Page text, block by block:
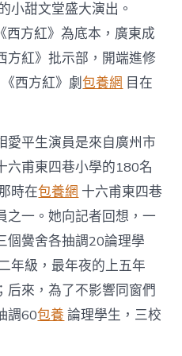
堂〉
小甜文堂盛大演出。
方紅》為底本，廣東成
方紅》批示部，開端進修
西方紅》劇包養網 目在
愛平生演員是來自廣州市
六甫東四巷小學的180名
時在包養網 十六甫東四巷
之一。她向記者回想，一
個黌舍各抽調20論理學
年級，最年夜的上五年
后來，為了不影響同窗們
調60包養 論理學生，三校